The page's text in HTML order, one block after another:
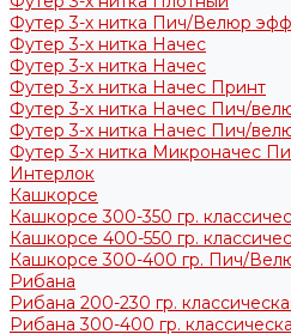
Футер 3-х нитка Пич/Велюр
Футер 3-х нитка Начес
Футер 3-х нитка Начес
Футер 3-х нитка Начес Принт
Футер 3-х нитка Начес Пич/
Футер 3-х нитка Начес Пич/
Футер 3-х нитка Микроначес
Интерлок
Кашкорсе
Кашкорсе 300-350 гр.
Кашкорсе 400-550 гр.
Кашкорсе 300-400 гр. Пич/
Рибана
Рибана 200-230 гр.
Рибана 300-400 гр.